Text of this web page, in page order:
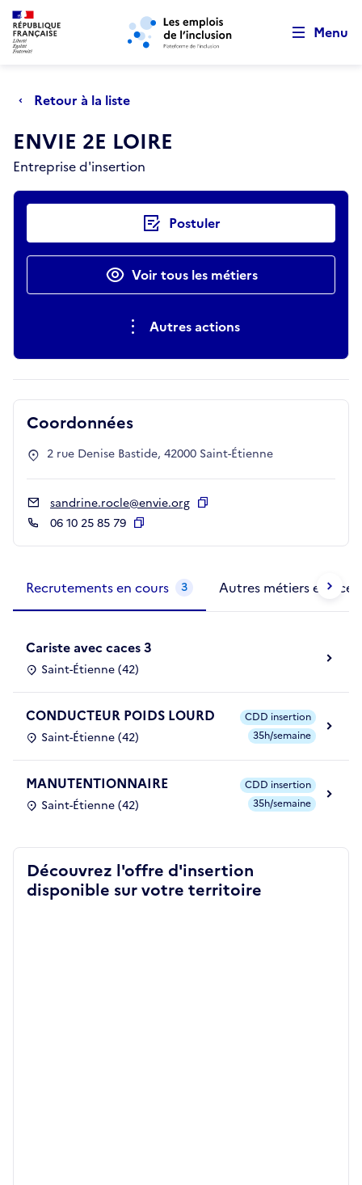
Aller au menu principal Aller au contenu principal
Menu
Retour à la liste
ENVIE 2E LOIRE
Entreprise d'insertion
Actions rapides Postuler
Voir tous les métiers
Autres actions
Coordonnées
2 rue Denise Bastide, 42000 Saint-Étienne
sandrine.rocle@envie.org
06 10 25 85 79
Recrutements en cours 3 Autres métiers exercés
Cariste avec caces 3
Saint-Étienne (42)
CONDUCTEUR POIDS LOURD
Saint-Étienne (42)
CDD insertion
35h/semaine
MANUTENTIONNAIRE
Saint-Étienne (42)
CDD insertion
35h/semaine
Découvrez l'offre d'insertion
disponible sur votre territoire
Retour au début de la page
Panneau de gestion des cookies